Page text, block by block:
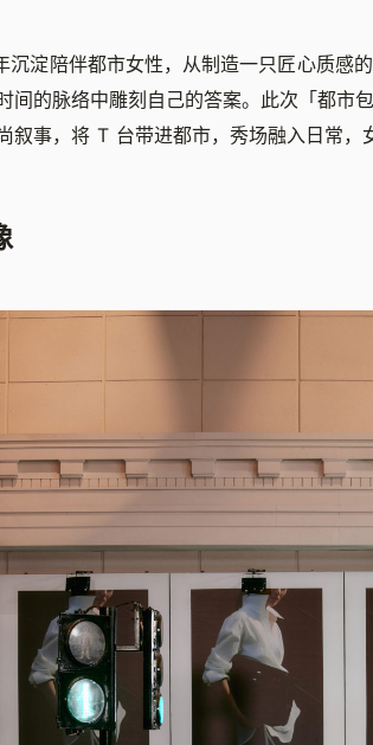
淀陪伴都市女性，从制造一只匠心质感
间的脉络中雕刻自己的答案。此次「都市
叙事，将 T 台带进都市，秀场融入日常，